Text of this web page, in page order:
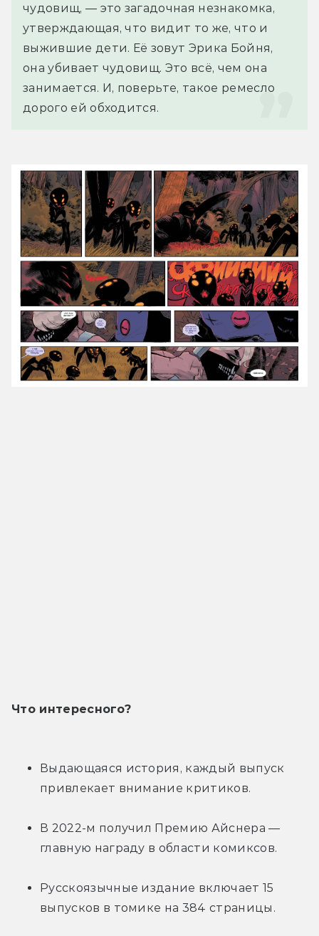
чудовищ, — это загадочная незнакомка,
утверждающая, что видит то же, что и
выжившие дети. Её зовут Эрика Бойня,
она убивает чудовищ. Это всё, чем она
занимается. И, поверьте, такое ремесло
дорого ей обходится.
Что интересного?
Выдающаяся история, каждый выпуск
привлекает внимание критиков.
В 2022-м получил Премию Айснера —
главную награду в области комиксов.
Русскоязычные издание включает 15
выпусков в томике на 384 страницы.